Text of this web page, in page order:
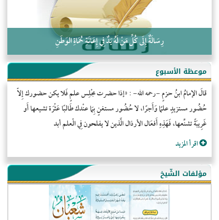
رِسَالَةٌ إِلَى كُلِّ مَنْ لَهُ يَدٌ فِي إِعَانَةِ حُمَاةِ الوَطَنِ
موعظة الأسبوع
قالَ الإمامُ ابنُ حزمٍ -رحمه الله- : «إذا حضرت مجْلِس علمٍ فَلا يكن حضورك إِلاّ
حُضُور مستزيدٍ علمًا وَأَجرًا، لا حُضُور مستغنٍ بِمَا عنْدك طَالبًا عَثْرَة تشيعها أَو
غَرِيبَةً تشنِّعها، فَهَذِهِ أَفعَال الأرذال الَّذين لا يفلحون فِي الْعلم أبد
اقرأ المزيد
مؤلفات الشّيخ